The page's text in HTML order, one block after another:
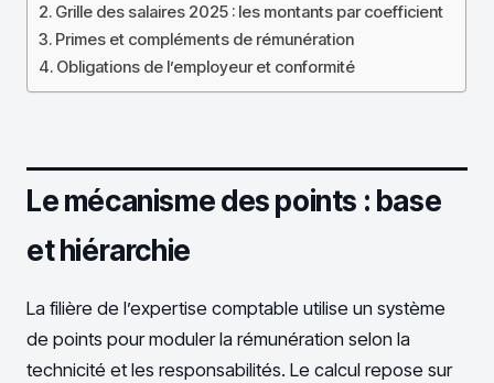
Grille des salaires 2025 : les montants par coefficient
Primes et compléments de rémunération
Obligations de l’employeur et conformité
Le mécanisme des points : base
et hiérarchie
La filière de l’expertise comptable utilise un système
de points pour moduler la rémunération selon la
technicité et les responsabilités. Le calcul repose sur